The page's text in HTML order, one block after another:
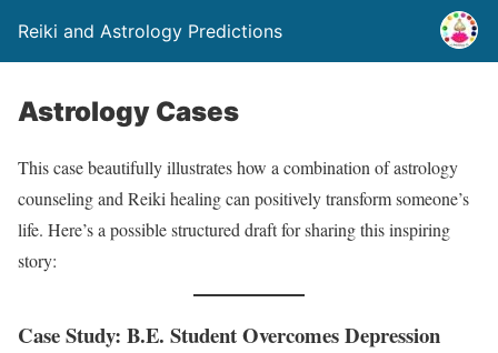
Reiki and Astrology Predictions
Astrology Cases
This case beautifully illustrates how a combination of astrology
counseling and Reiki healing can positively transform someone’s
life. Here’s a possible structured draft for sharing this inspiring
story:
Case Study: B.E. Student Overcomes Depression